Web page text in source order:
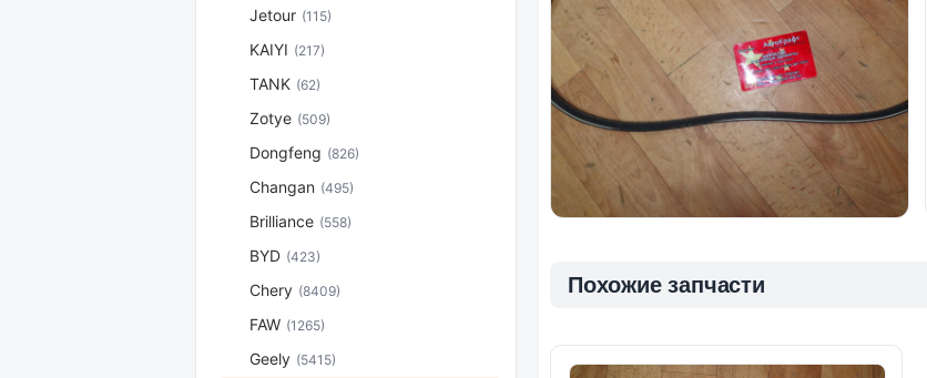
Похожие запчасти
Jetour (115)
KAIYI (217)
TANK (62)
Zotye (509)
Dongfeng (826)
Changan (495)
Brilliance (558)
BYD (423)
Chery (8409)
FAW (1265)
Geely (5415)